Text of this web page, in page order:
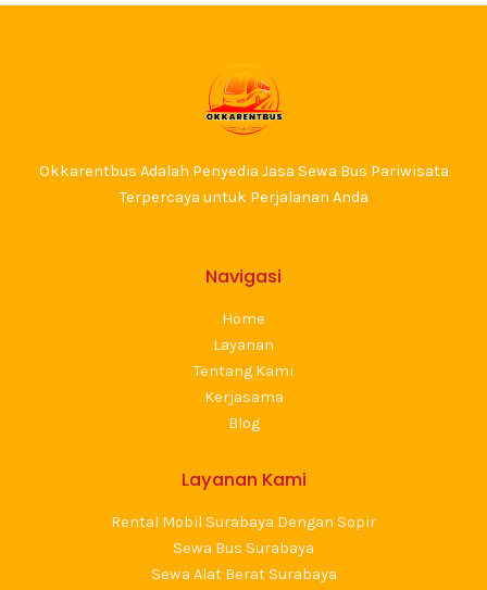
Okkarentbus Adalah Penyedia Jasa Sewa Bus Pariwisata
Terpercaya untuk Perjalanan Anda
Navigasi
Home
Layanan
Tentang Kami
Kerjasama
Blog
Layanan Kami
Rental Mobil Surabaya Dengan Sopir
Sewa Bus Surabaya
Sewa Alat Berat Surabaya